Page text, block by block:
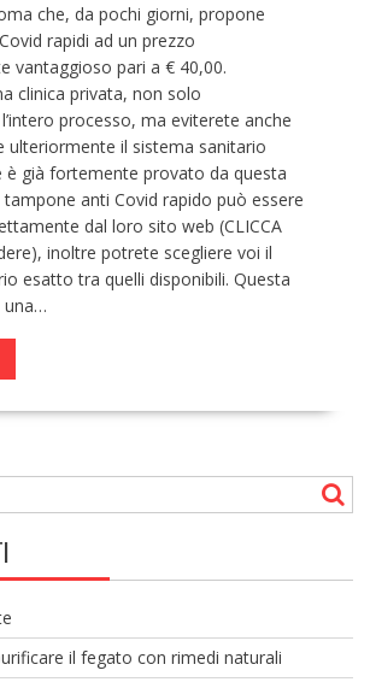
che, da pochi giorni, propone
rapidi ad un prezzo
vantaggioso pari a € 40,00.
clinica privata, non solo
processo, ma eviterete anche
ulteriormente il sistema sanitario
è già fortemente provato da questa
tampone anti Covid rapido può essere
dal loro sito web (CLICCA
inoltre potrete scegliere voi il
esatto tra quelli disponibili. Questa
una…
il fegato con rimedi naturali